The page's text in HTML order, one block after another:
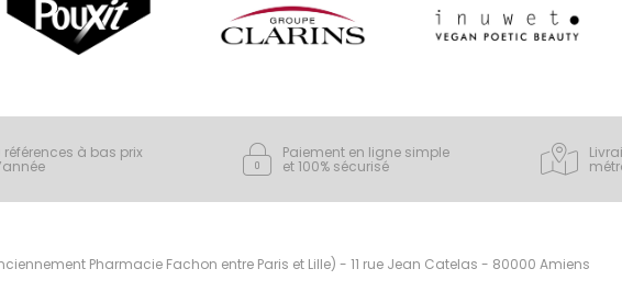
références à bas prix Paiement en ligne simple
et 100% sécurisé
Pharmacie Fachon entre Paris et Lille) - 11 rue Jean Catelas - 80000 Amiens